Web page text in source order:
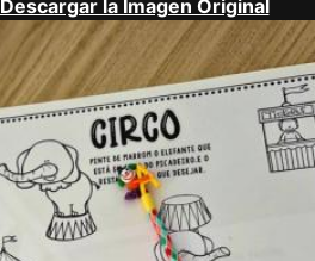
Descargar la Imagen Original